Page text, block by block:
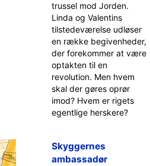
trussel mod Jorden.
Linda og Valentins
tilstedeværelse udløser
en række begivenheder,
der forekommer at være
optakten til en
revolution. Men hvem
skal der gøres oprør
imod? Hvem er rigets
egentlige herskere?
Skyggernes
ambassadør